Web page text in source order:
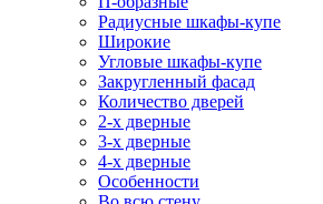
Радиусные шкафы-купе
Широкие
Угловые шкафы-купе
Закругленный фасад
Количество дверей
2-х дверные
3-х дверные
4-х дверные
Особенности